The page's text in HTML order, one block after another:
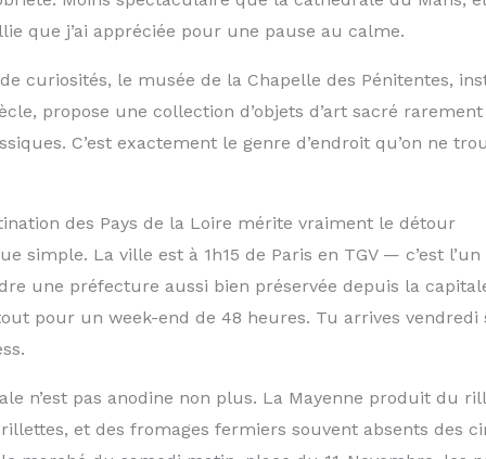
que j’ai appréciée pour une pause au calme.
curiosités, le musée de la Chapelle des Pénitentes,
propose une collection d’objets d’art sacré
C’est exactement le genre d’endroit qu’on ne
des Pays de la Loire mérite vraiment le détour
simple. La ville est à 1h15 de Paris en TGV — c’est
une préfecture aussi bien préservée depuis la
pour un week-end de 48 heures. Tu arrives vendredi
n’est pas anodine non plus. La Mayenne produit du
et des fromages fermiers souvent absents des